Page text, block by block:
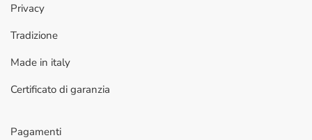
Privacy
Tradizione
Made in italy
Certificato di garanzia
Pagamenti